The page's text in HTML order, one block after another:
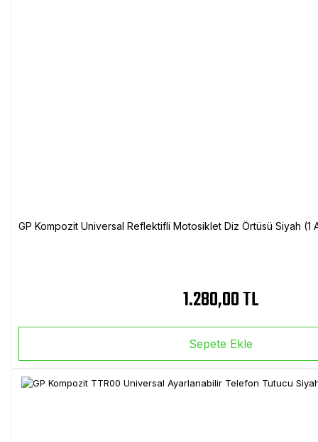
GP Kompozit Universal Reflektifli Motosiklet Diz Örtüsü Siyah
1.280,00 TL
Sepete Ekle